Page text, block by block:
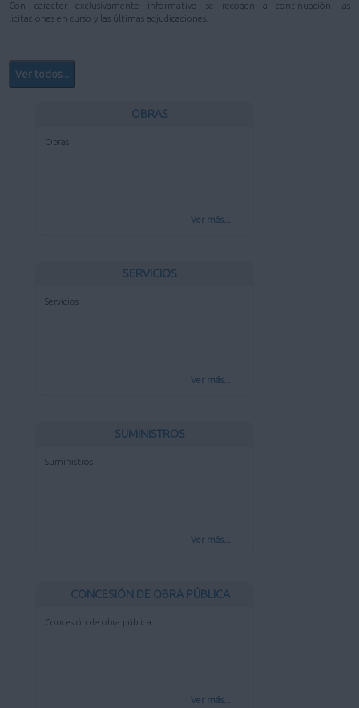
Con caracter exclusivamente informativo se recogen a continuación las
licitaciones en curso y las últimas adjudicaciones.
Ver todos...
OBRAS
Obras
Ver más...
SERVICIOS
Servicios
Ver más...
SUMINISTROS
Suministros
Ver más...
CONCESIÓN DE OBRA PÚBLICA
Concesión de obra pública
Ver más...